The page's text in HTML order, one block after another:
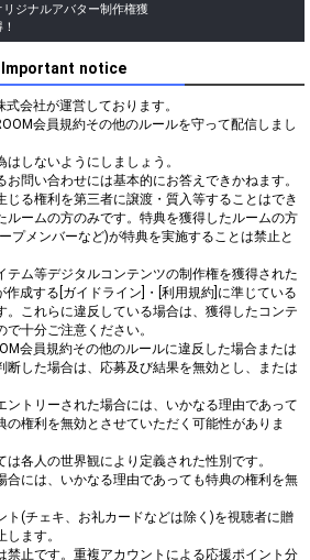
リジナルアバター制作権獲
Important notice
式会社が運営しております。
会員規約その他のルールを守って配信しまし
はしないようにしましょう。
お問い合わせには基本的にお答えできかねます。
じる権利を第三者に譲渡・質入等することはでき
ルームの方のみです。特典を獲得したルームの方
プメンバーなど)が特典を実施することは禁止と
テム等デジタルコンテンツの制作権を獲得された
作成する[ガイドライン]・[利用規約]に準じている
。これらに違反している場合は、獲得したコンテ
十分ご注意ください。
会員規約その他のルールに違反した場合または
断した場合は、応募及び結果を無効とし、または
ントリーされた場合には、いかなる理由であって
の権利を無効とさせていただく可能性がありま
は各人の世界観により定義された性別です。
合には、いかなる理由であっても特典の権利を無
ト(チェキ、お礼カードなどは除く)を視聴者に贈
ます。
禁止です。重複アカウントによる応援ポイント分